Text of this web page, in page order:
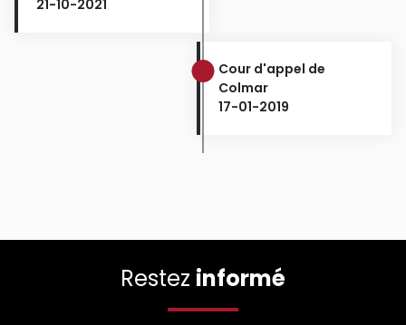
21-10-2021
Cour d'appel de
Colmar
17-01-2019
Restez informé